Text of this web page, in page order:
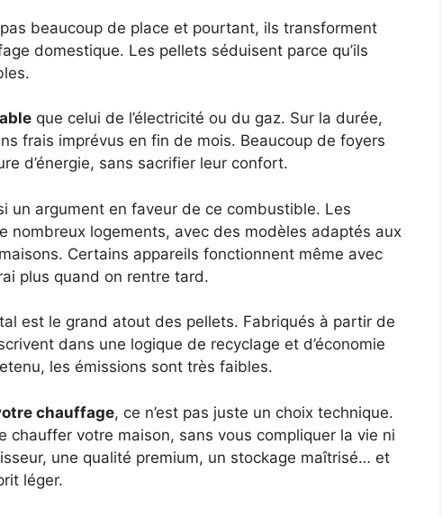
beaucoup de place et pourtant, ils transforment
domestique. Les pellets séduisent parce qu’ils
que celui de l’électricité ou du gaz. Sur la durée,
frais imprévus en fin de mois. Beaucoup de foyers
d’énergie, sans sacrifier leur confort.
un argument en faveur de ce combustible. Les
nombreux logements, avec des modèles adaptés aux
Certains appareils fonctionnent même avec
plus quand on rentre tard.
est le grand atout des pellets. Fabriqués à partir de
dans une logique de recyclage et d’économie
les émissions sont très faibles.
chauffage, ce n’est pas juste un choix technique.
chauffer votre maison, sans vous compliquer la vie ni
une qualité premium, un stockage maîtrisé… et
léger.